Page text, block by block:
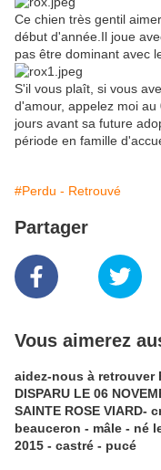
Ce chien très gentil
début d'année.Il joue
pas être dominant avec
S'il vous plaît, si vous
d'amour, appelez moi
jours avant sa future
période en famille
#Perdu - Retrouvé
Partager
Vous aimerez
aidez-nous à retrouver
DISPARU LE 06
SAINTE ROSE VIARD-
beauceron - mâle - né
2015 - castré - pucé